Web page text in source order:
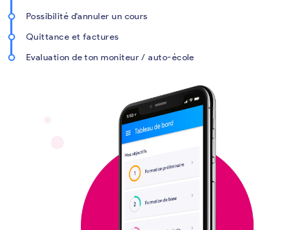
Possibilité d'annuler un cours
Quittance et factures
Evaluation de ton moniteur / auto-école